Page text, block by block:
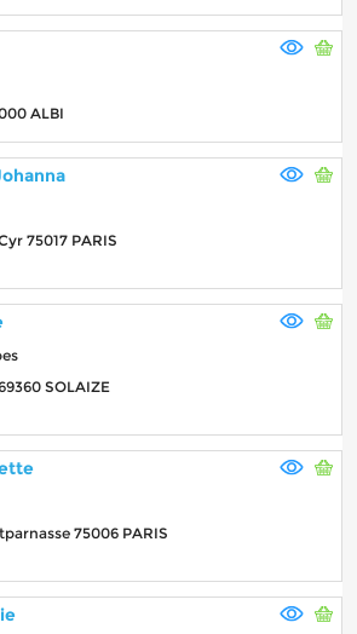
ALBI
75017 PARIS
SOLAIZE
75006 PARIS